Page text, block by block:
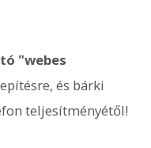
"webes
és bárki
teljesítményétől!